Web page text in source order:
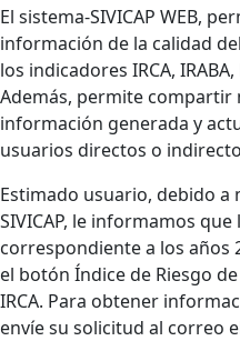
El sistema-SIVICAP WEB,
información de la calidad
los indicadores IRCA, IRABA,
Además, permite compartir
información generada y
usuarios directos o
Estimado usuario, debido a
SIVICAP, le informamos
correspondiente a los años
el botón Índice de Riesgo
IRCA. Para obtener
envíe su solicitud al correo